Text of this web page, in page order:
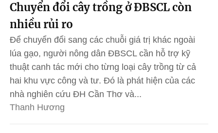
Chuyển đổi cây trồng ở ĐBSCL còn
nhiều rủi ro
Để chuyển đổi sang các chuỗi giá trị khác ngoài
lúa gạo, người nông dân ĐBSCL cần hỗ trợ kỹ
thuật canh tác mới cho từng loại cây trồng từ cả
hai khu vực công và tư. Đó là phát hiện của các
nhà nghiên cứu ĐH Cần Thơ và...
Thanh Hương